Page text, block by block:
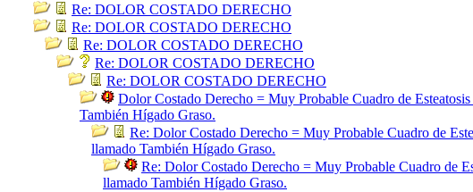
Re: DOLOR COSTADO DERECHO
Re: DOLOR COSTADO DERECHO
Re: DOLOR COSTADO DERECHO
Re: DOLOR COSTADO DERECHO
Re: DOLOR COSTADO DERECHO
Dolor Costado Derecho = Muy Probable Cuadro de
También Hígado Graso.
Re: Dolor Costado Derecho = Muy Probable Cuadro de
llamado También Hígado Graso.
Re: Dolor Costado Derecho = Muy Probable Cuadro de
llamado También Hígado Graso.